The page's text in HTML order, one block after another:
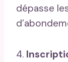
dépasse
4.